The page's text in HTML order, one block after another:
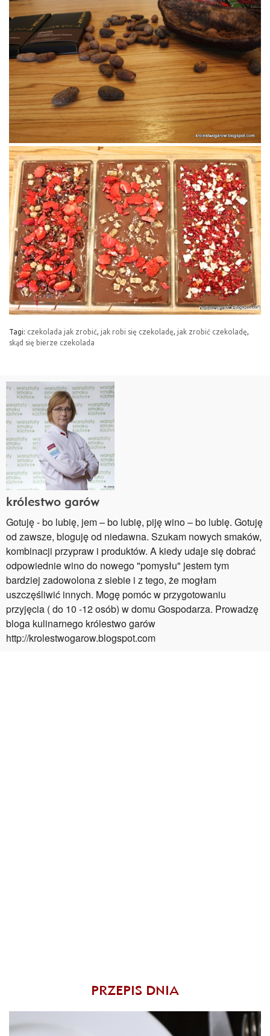
Tagi: czekolada jak zrobić jak robi się czekoladę jak zrobić czekoladę
skąd się bierze czekolada
królestwo garów
Gotuję - bo lubię, jem – bo lubię, piję wino – bo lubię. Gotuję
od zawsze, bloguję od niedawna. Szukam nowych smaków,
kombinacji przypraw i produktów. A kiedy udaje się dobrać
odpowiednie wino do nowego "pomysłu" jestem tym
bardziej zadowolona z siebie i z tego, że mogłam
uszczęśliwić innych. Mogę pomóc w przygotowaniu
przyjęcia ( do 10 -12 osób) w domu Gospodarza. Prowadzę
bloga kulinarnego królestwo garów
http://krolestwogarow.blogspot.com
PRZEPIS DNIA